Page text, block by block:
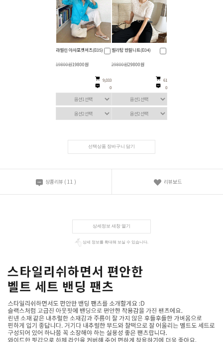
라벨린 아사포켓셔츠(E05)
19800원19800원
9,033
0
벨리탐 반팔니트(E04)
29800원29800원
61
0
선택상품 장바구니 담기
상품리뷰 ( 11 ) 리뷰보드
상세정보 새창 열기
상세 정보를 확대해 보실 수 있습니다.